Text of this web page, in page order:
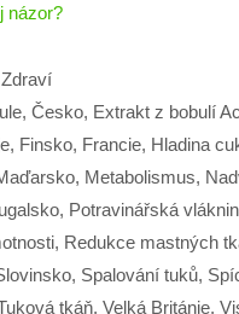
názor?
Zdraví
, Česko, Extrakt z bobulí
, Finsko, Francie, Hladina
, Metabolismus,
, Potravinářská
, Redukce mastných
, Spalování tuků,
tkáň, Velká Británie,